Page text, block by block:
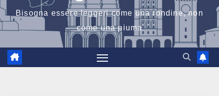
Bisogna essere leggeri come una rondine, non
come una piuma